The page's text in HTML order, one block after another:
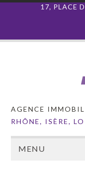
17, PLACE
AGENCE
RHÔNE, ISÈRE,
MENU